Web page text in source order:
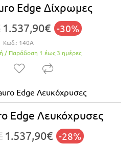
Edge Δίχρωμες
1.537,90€ -30%
Κωδ.: 140A
/ Παράδoση 1 έως 3 ημέρες
Edge Λευκόχρυσες
1.537,90€ -28%